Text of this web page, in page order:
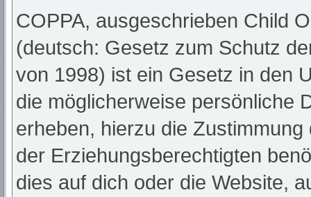
COPPA, ausgeschrieben Child
(deutsch: Gesetz zum Schutz
von 1998) ist ein Gesetz in den
die möglicherweise persönliche
erheben, hierzu die
der Erziehungsberechtigten
dies auf dich oder die Website,